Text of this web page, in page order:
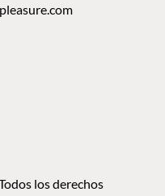
los derechos